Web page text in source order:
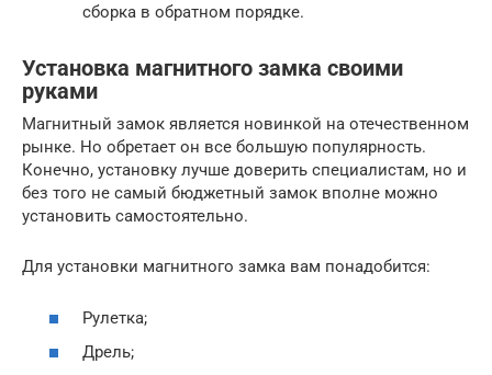
сборка в обратном порядке.
Установка магнитного замка своими
руками
Магнитный замок является новинкой на отечественном
рынке. Но обретает он все большую популярность.
Конечно, установку лучше доверить специалистам, но и
без того не самый бюджетный замок вполне можно
установить самостоятельно.
Для установки магнитного замка вам понадобится:
Рулетка;
Дрель;